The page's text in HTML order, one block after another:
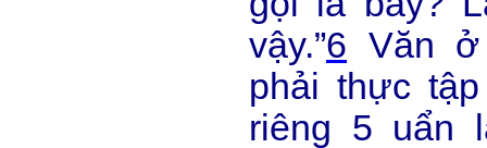
vậy.”6 Văn
phải thực
riêng 5 uẩn